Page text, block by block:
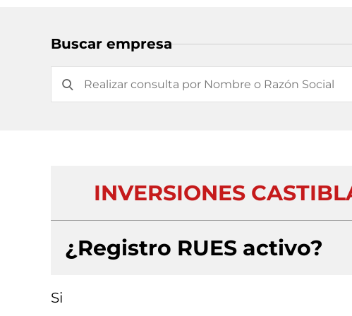
Buscar empresa
INVERSIONES
¿Registro RUES activo?
Si